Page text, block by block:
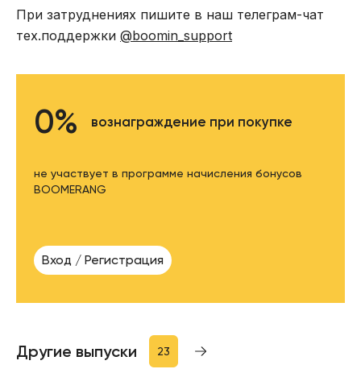
При затруднениях пишите в наш телеграм-чат
тех.поддержки @boomin_support
0% вознаграждение при покупке
не участвует в программе начисления бонусов
BOOMERANG
Вход / Регистрация
Другие выпуски 23